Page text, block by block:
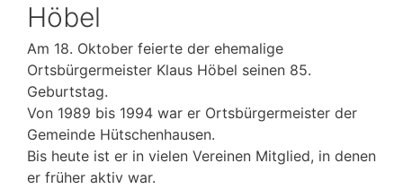
Höbel
Am 18. Oktober feierte der ehemalige
Ortsbürgermeister Klaus Höbel seinen 85.
Geburtstag.
Von 1989 bis 1994 war er Ortsbürgermeister der
Gemeinde Hütschenhausen.
Bis heute ist er in vielen Vereinen Mitglied, in denen
er früher aktiv war.